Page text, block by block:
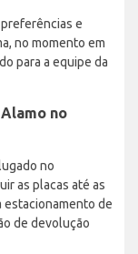
e
no momento em
para a equipe da
no
no
as placas até as
estacionamento de
de devolução